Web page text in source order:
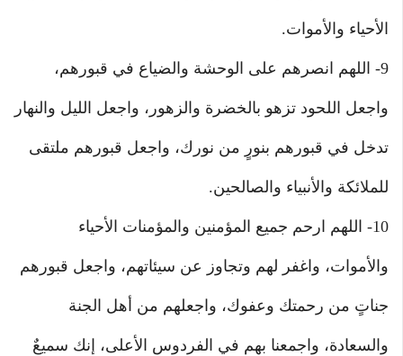
الأحياء والأموات.
9- اللهم انصرهم على الوحشة والضياع في قبورهم،
واجعل اللحود تزهو بالخضرة والزهور، واجعل الليل والنهار
تدخل في قبورهم بنورٍ من نورك، واجعل قبورهم ملتقى
للملائكة والأنبياء والصالحين.
10- اللهم ارحم جميع المؤمنين والمؤمنات الأحياء
والأموات، واغفر لهم وتجاوز عن سيئاتهم، واجعل قبورهم
جناتٍ من رحمتك وعفوك، واجعلهم من أهل الجنة
والسعادة، واجمعنا بهم في الفردوس الأعلى، إنك سميعٌ